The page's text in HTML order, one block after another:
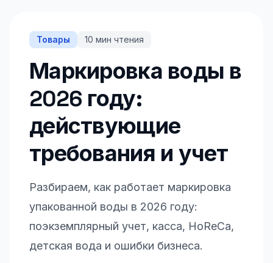
Товары 10 мин чтения
Маркировка воды в
2026 году:
действующие
требования и учет
Разбираем, как работает маркировка
упакованной воды в 2026 году:
поэкземплярный учет, касса, HoReCa,
детская вода и ошибки бизнеса.